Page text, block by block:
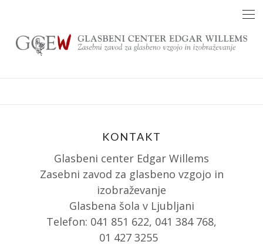
content
KONTAKT
Glasbeni center Edgar Willems
Zasebni zavod za glasbeno vzgojo in
izobraževanje
Glasbena šola v Ljubljani
Telefon: 041 851 622, 041 384 768,
01 427 3255